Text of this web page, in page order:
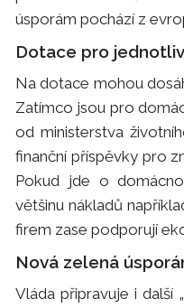
úsporám pochází z
Dotace pro
Na dotace mohou
Zatímco jsou pro
od ministerstva
finanční příspěvky pro
Pokud jde o
většinu nákladů
firem zase podporují
Nová zelená
Vláda připravuje i další